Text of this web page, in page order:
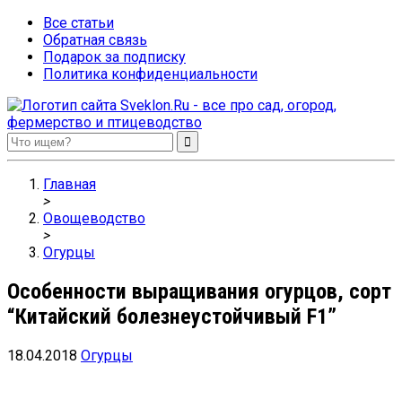
Все статьи
Обратная связь
Подарок за подписку
Политика конфиденциальности
Sveklon.Ru – все про сад, огород, фермерство и птицеводство
Главная
>
Овощеводство
>
Огурцы
Особенности выращивания огурцов, сорт
“Китайский болезнеустойчивый F1”
18.04.2018 Огурцы